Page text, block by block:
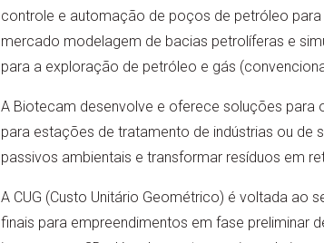
controle e automação de poços de petróleo
mercado modelagem de bacias petrolíferas e
para a exploração de petróleo e gás
A Biotecam desenvolve e oferece soluções
para estações de tratamento de indústrias ou de
passivos ambientais e transformar resíduos em
A CUG (Custo Unitário Geométrico) é voltada ao
finais para empreendimentos em fase preliminar